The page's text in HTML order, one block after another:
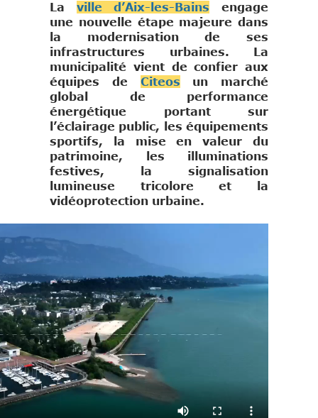
La ville d’Aix-les-Bains engage
une nouvelle étape majeure dans
la modernisation de ses
infrastructures urbaines. La
municipalité vient de confier aux
équipes de Citeos un marché
global de performance
énergétique portant sur
l’éclairage public, les équipements
sportifs, la mise en valeur du
patrimoine, les illuminations
festives, la signalisation
lumineuse tricolore et la
vidéoprotection urbaine.